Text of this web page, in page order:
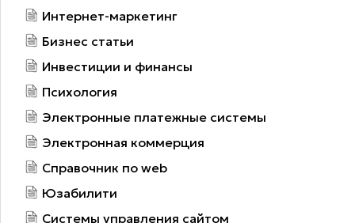
Интернет-маркетинг
Бизнес статьи
Инвестиции и финансы
Психология
Электронные платежные системы
Электронная коммерция
Справочник по web
Юзабилити
Системы управления сайтом